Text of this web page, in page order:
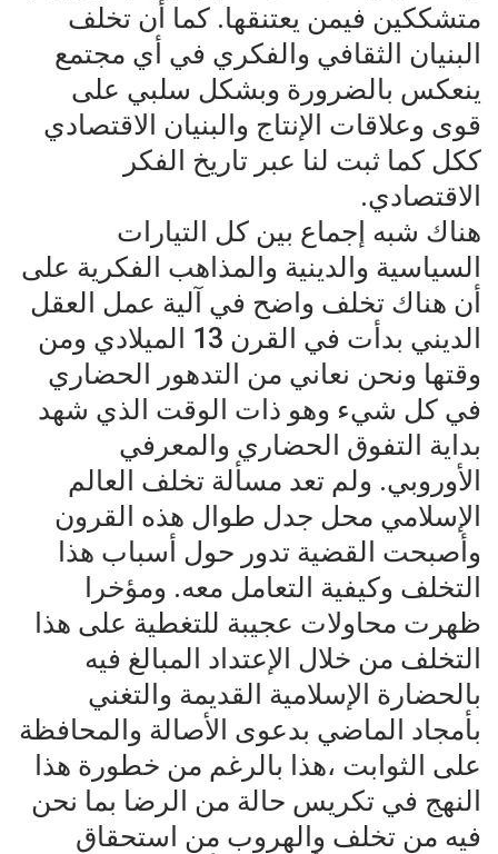
‏متشككين فيمن يعتنقها. ‏كما أن تخلف
البنيان الثقافي والفكري في أي مجتمع
ينعكس بالضرورة وبشكل سلبي على
قوى وعلاقات الإنتاج والبنيان الاقتصادي
ككل كما ثبت لنا عبر تاريخ الفكر
الاقتصادي.
هناك شبه إجماع بين كل التيارات
السياسية والدينية والمذاهب الفكرية على
أن هناك تخلف واضح في آلية عمل العقل
الديني بدأت ‏في القرن 13 الميلادي ومن
وقتها ونحن نعاني من التدهور الحضاري
في كل شيء وهو ذات الوقت الذي شهد
بداية ‏التفوق الحضاري والمعرفي
الأوروبي. ولم تعد مسألة تخلف العالم
الإسلامي محل جدل طوال هذه القرون
وأصبحت القضية تدور حول أسباب هذا
التخلف وكيفية التعامل معه. ومؤخرا
ظهرت محاولات عجيبة للتغطية على هذا
‏التخلف من خلال الإعتداد المبالغ فيه
بالحضارة الإسلامية القديمة والتغني
بأمجاد الماضي بدعوى الأصالة والمحافظة
على الثوابت ،هذا بالرغم من خطورة هذا
النهج في تكريس حالة من الرضا بما نحن
فيه من تخلف والهروب من استحقاق